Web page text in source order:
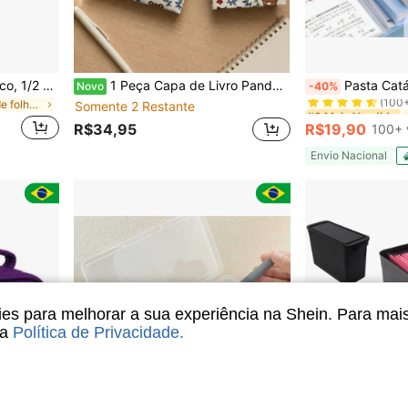
Kit C/ 10 Pastas Aba Elástico, 1/2 Ofício (Mini), Sem Dorso, Basic, A01B, Plascony
em Capas de folhas soltas
Novo 1 Peça Capa de Livro Panda Fofo A6/A5, Estojo de Proteção de Planejador, Capa de Proteção de Diário, Capa de Livro Ajustável, Adequada para Livros de Diferentes Larguras, Itens de Papelaria de Escritório
Somente 2 Restante
R$34,95
-40% Pasta Catálogo
#3 Mais Vendido
#3 Mais Vendido
(100+)
#3 Mais Vendido
(100+)
#3 Mais Vendido
R$19,90 100+
Envio Nacional
para melhorar a sua experiência na Shein. Para
Política de Privacidade.